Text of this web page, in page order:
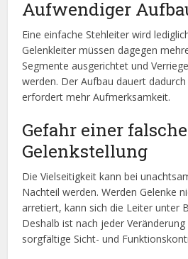
Aufwendiger
Eine einfache Stehleiter wird
Gelenkleiter müssen dagegen
Segmente ausgerichtet und
werden. Der Aufbau dauert
erfordert mehr Aufmerksamkeit.
Gefahr einer
Gelenkstellung
Die Vielseitigkeit kann bei
Nachteil werden. Werden Gelenke
arretiert, kann sich die Leiter unter
Deshalb ist nach jeder
sorgfältige Sicht- und